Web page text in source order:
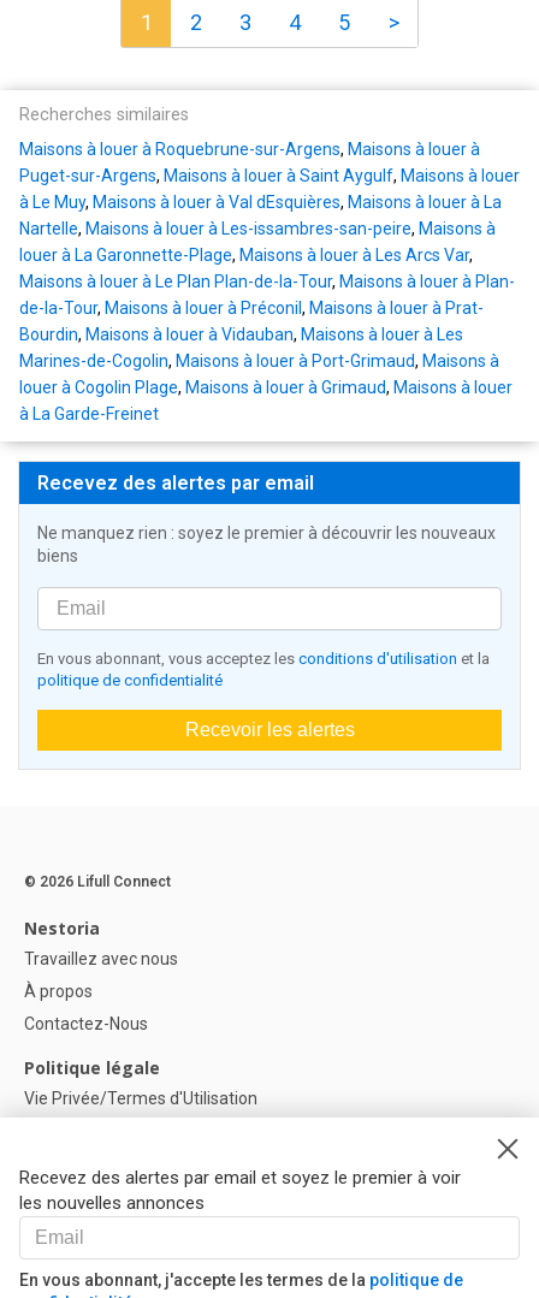
1 2 3 4 5 >
Recherches similaires
Maisons à louer à Roquebrune-sur-Argens, Maisons à louer à
Puget-sur-Argens, Maisons à louer à Saint Aygulf, Maisons à louer
à Le Muy, Maisons à louer à Val dEsquières, Maisons à louer à La
Nartelle, Maisons à louer à Les-issambres-san-peire, Maisons à
louer à La Garonnette-Plage, Maisons à louer à Les Arcs Var,
Maisons à louer à Le Plan Plan-de-la-Tour, Maisons à louer à Plan-
de-la-Tour, Maisons à louer à Préconil , Maisons à louer à Prat-
Bourdin, Maisons à louer à Vidauban, Maisons à louer à Les
Marines-de-Cogolin, Maisons à louer à Port-Grimaud, Maisons à
louer à Cogolin Plage, Maisons à louer à Grimaud, Maisons à louer
à La Garde-Freinet
Recevez des alertes par email
Ne manquez rien : soyez le premier à découvrir les nouveaux
biens
En vous abonnant, vous acceptez les conditions d'utilisation et la
politique de confidentialité
Recevoir les alertes
Recevez des alertes par email et soyez le premier à voir
les nouvelles annonces
En vous abonnant, j'accepte les termes de la politique de
© 2026 Lifull Connect
Nestoria
Travaillez avec nous
À propos
Contactez-Nous
Politique légale
Vie Privée/Termes d'Utilisation
Paramètres des cookies
Aide
FAQ